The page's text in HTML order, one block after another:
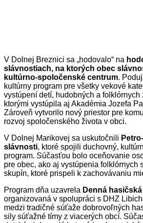
V Dolnej Breznici sa „hodovalo“ na
slávnostiach, na ktorých obec
kultúrno-spoločenské centrum.
kultúrny program pre všetky vekové
vystúpení detí, hudobných a folklórnych
ktorými vystúpila aj Akadémia Jozefa
Zároveň vytvorilo nový priestor pre
rozvoj spoločenského života v obci.
V Dolnej Marikovej sa uskutočnili
slávnosti, ktoré spojili duchovný,
program. Súčasťou bolo oceňovanie
pre obec, ako aj vystúpenia folklórnych
skupín, ktoré prispeli k zachovávaniu
Program dňa uzavrela Denná
organizovaná v spolupráci s DHZ
medzi tradičné súťaže dobrovoľných
sily súťažné tímy z viacerých obcí.